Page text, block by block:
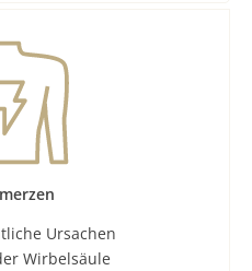
Ursachen
Wirbelsäule